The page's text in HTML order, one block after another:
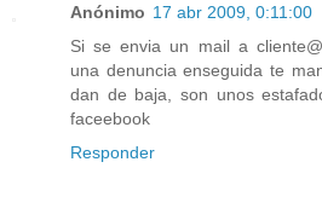
Anónimo 17 abr 2009, 0:11:00
Si se envia un mail a
una denuncia enseguida te
dan de baja, son unos
faceebook
Responder